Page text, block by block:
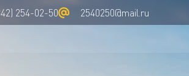
254-02-50 2540250@mail.ru